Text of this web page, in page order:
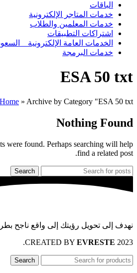
الباقات
خدمات المتاجر الإلكترونية
خدمات المعلمين والطلاب
اشتراكات التطبيقات
الخدمات العامة الإلكترونية _
خدمات البرمجة
ESA 50 txt
Home » Archive by Category "ESA 50 txt"
Nothing Found
were found. Perhaps searching will help
find a related post.
Search
نهدف إلى تحويل رؤيتك إلى واقع ناجح
2023 CREATED BY
EVRESTE
.
Search